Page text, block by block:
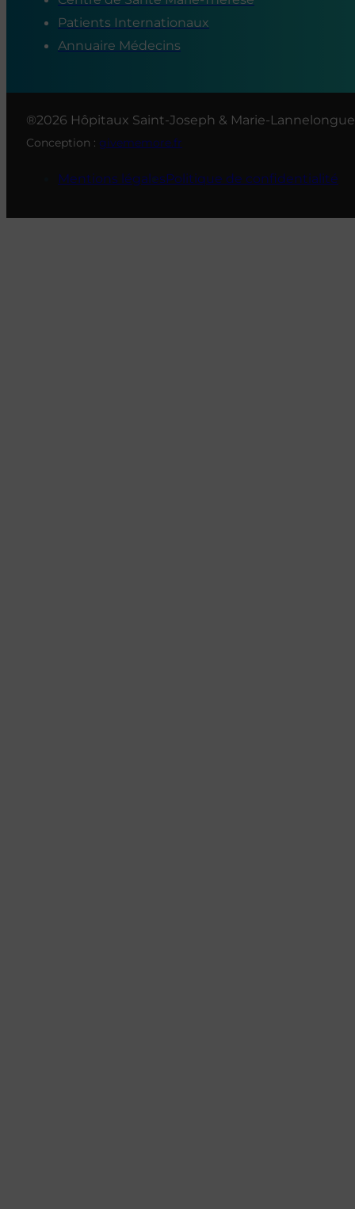
Patients Internationaux
Annuaire Médecins
®2026 Hôpitaux Saint-Joseph & Marie-Lannelongue
Conception : givememore.fr
Mentions légalesPolitique de confidentialité